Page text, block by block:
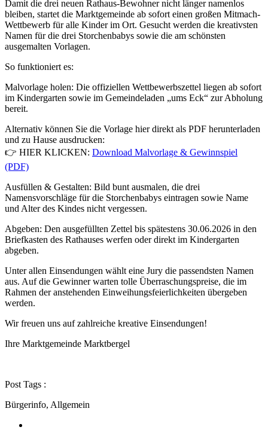
Damit die drei neuen Rathaus-Bewohner nicht länger namenlos
bleiben, startet die Marktgemeinde ab sofort einen großen Mitmach-
Wettbewerb für alle Kinder im Ort. Gesucht werden die kreativsten
Namen für die drei Storchenbabys sowie die am schönsten
ausgemalten Vorlagen.
So funktioniert es:
Malvorlage holen: Die offiziellen Wettbewerbszettel liegen ab sofort
im Kindergarten sowie im Gemeindeladen „ums Eck“ zur Abholung
bereit.
Alternativ können Sie die Vorlage hier direkt als PDF herunterladen
und zu Hause ausdrucken:
👉 HIER KLICKEN: Download Malvorlage & Gewinnspiel
(PDF)
Ausfüllen & Gestalten: Bild bunt ausmalen, die drei
Namensvorschläge für die Storchenbabys eintragen sowie Name
und Alter des Kindes nicht vergessen.
Abgeben: Den ausgefüllten Zettel bis spätestens 30.06.2026 in den
Briefkasten des Rathauses werfen oder direkt im Kindergarten
abgeben.
Unter allen Einsendungen wählt eine Jury die passendsten Namen
aus. Auf die Gewinner warten tolle Überraschungspreise, die im
Rahmen der anstehenden Einweihungsfeierlichkeiten übergeben
werden.
Wir freuen uns auf zahlreiche kreative Einsendungen!
Ihre Marktgemeinde Marktbergel
Post Tags :
Bürgerinfo, Allgemein